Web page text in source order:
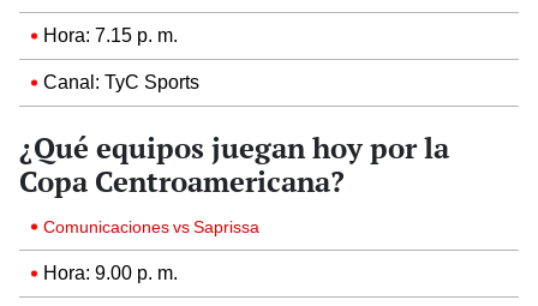
Hora: 7.15 p. m.
Canal: TyC Sports
¿Qué equipos juegan hoy por la
Copa Centroamericana?
Comunicaciones vs Saprissa
Hora: 9.00 p. m.